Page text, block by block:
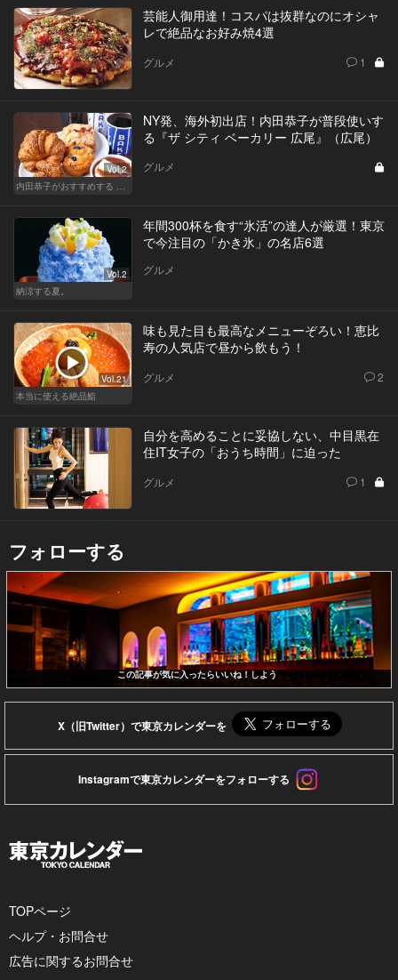
芸能人御用達！コスパは抜群なのにオシャ
レで絶品なお好み焼4選
グルメ 1
Vol.2
内田恭子がおすすめする 「秘密の広尾」
NY発、海外初出店！内田恭子が普段使いす
る『ザ シティ ベーカリー 広尾』（広尾）
グルメ
Vol.2
納涼する夏。
年間300杯を食す“氷活”の達人が厳選！東京
で今注目の「かき氷」の名店6選
グルメ
Vol.21
本当に使える絶品鮨
味も見た目も最高なメニューぞろい！恵比
寿の人気店で昼から飲もう！
グルメ 2
自分を高めることに妥協しない、中目黒在
住IT女子の「おうち時間」に迫った
グルメ 1
フォローする
この記事が気に入ったらいいね！しよう
X（旧Twitter）で東京カレンダーを
Instagramで東京カレンダーをフォローする
TOPページ
ヘルプ・お問合せ
広告に関するお問合せ